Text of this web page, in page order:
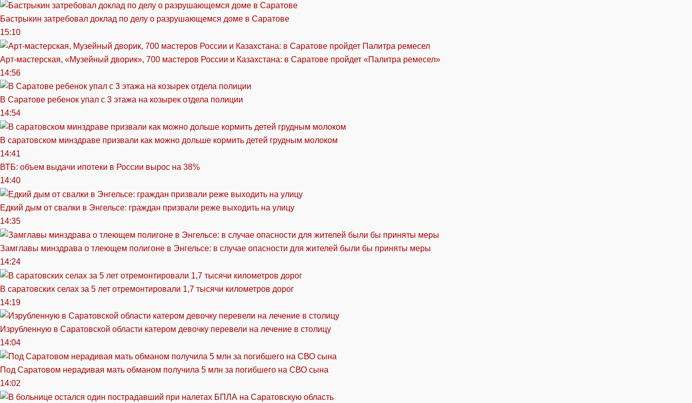
Бастрыкин затребовал доклад по делу о разрушающемся доме в Саратове
15:10
Арт-мастерская, «Музейный дворик», 700 мастеров России и Казахстана: в Саратове пройдет «Палитра ремесел»
14:56
В Саратове ребенок упал с 3 этажа на козырек отдела полиции
14:54
В саратовском минздраве призвали как можно дольше кормить детей грудным молоком
14:41
ВТБ: объем выдачи ипотеки в России вырос на 38%
14:40
Едкий дым от свалки в Энгельсе: граждан призвали реже выходить на улицу
14:35
Замглавы минздрава о тлеющем полигоне в Энгельсе: в случае опасности для жителей были бы приняты меры
14:24
В саратовских селах за 5 лет отремонтировали 1,7 тысячи километров дорог
14:19
Изрубленную в Саратовской области катером девочку перевели на лечение в столицу
14:04
Под Саратовом нерадивая мать обманом получила 5 млн за погибшего на СВО сына
14:02